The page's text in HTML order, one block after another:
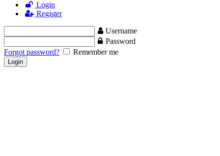
Login
Register
Username
Password
Forgot password?
Remember me